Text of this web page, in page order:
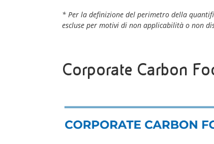
* Per la definizione del perimetro della
escluse per motivi di non applicabilità o non
Corporate Carbon